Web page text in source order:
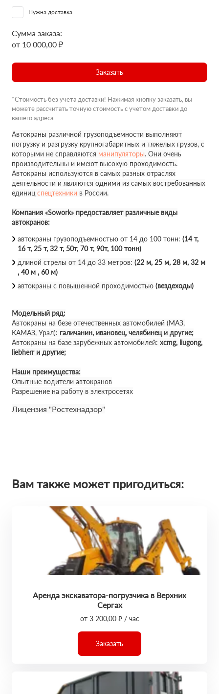
Нужна доставка
Сумма заказа:
от 10 000,00 ₽
Заказать
*Стоимость без учета доставки! Нажимая кнопку заказать, вы
можете рассчитать точную стоимость с учетом доставки до
вашего адреса.
Автокраны различной грузоподъемности выполняют
погрузку и разгрузку крупногабаритных и тяжелых грузов, с
которыми не справляются манипуляторы. Они очень
производительны и имеют высокую проходимость.
Автокраны используются в самых разных отраслях
деятельности и являются одними из самых востребованных
единиц спецтехники в России.
Компания «Sowork» предоставляет различные виды
автокранов:
автокраны грузоподъемностью от 14 до 100 тонн: (14 т,
16 т, 25 т, 32 т, 50т, 70 т, 90т, 100 тонн)
длиной стрелы от 14 до 33 метров: (22 м, 25 м, 28 м, 32 м
, 40 м , 60 м)
автокраны с повышенной проходимостью (вездеходы)
Модельный ряд:
Автокраны на безе отечественных автомобилей (МАЗ,
КАМАЗ, Урал): галичанин, ивановец, челябинец и другие;
Автокраны на базе зарубежных автомобилей: xcmg, liugong,
liebherr и другие;
Наши преимущества:
Опытные водители автокранов
Разрешение на работу в электросетях
Лицензия "Ростехнадзор"
Вам также может пригодиться:
Аренда экскаватора-погрузчика в Верхних
Сергах
от 3 200,00 ₽ / час
Заказать